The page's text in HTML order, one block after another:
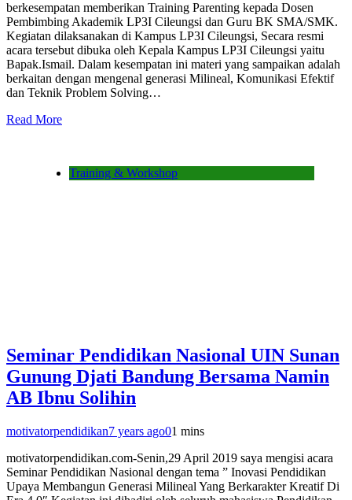
berkesempatan memberikan Training Parenting kepada Dosen
Pembimbing Akademik LP3I Cileungsi dan Guru BK SMA/SMK.
Kegiatan dilaksanakan di Kampus LP3I Cileungsi, Secara resmi
acara tersebut dibuka oleh Kepala Kampus LP3I Cileungsi yaitu
Bapak.Ismail. Dalam kesempatan ini materi yang sampaikan adalah
berkaitan dengan mengenal generasi Milineal, Komunikasi Efektif
dan Teknik Problem Solving…
Read More
Training & Workshop
Seminar Pendidikan Nasional UIN Sunan
Gunung Djati Bandung Bersama Namin
AB Ibnu Solihin
motivatorpendidikan7 years ago01 mins
motivatorpendidikan.com-Senin,29 April 2019 saya mengisi acara
Seminar Pendidikan Nasional dengan tema ” Inovasi Pendidikan
Upaya Membangun Generasi Milineal Yang Berkarakter Kreatif Di